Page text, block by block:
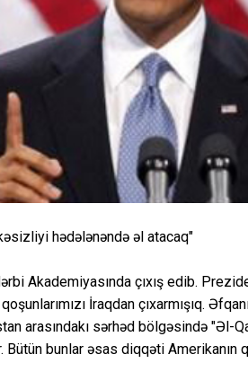
hədələnəndə əl atacaq"
Akademiyasında çıxış edib.
İraqdan çıxarmışıq.
arasındakı sərhəd bölgəsində "Əl-
bunlar əsas diqqəti Amerikanın